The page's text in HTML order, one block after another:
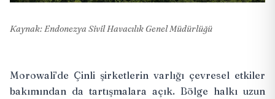
Kaynak: Endonezya Sivil Havacılık Genel Müdürlüğü
Morowali’de Çinli şirketlerin varlığı çevresel etkiler
bakımından da tartışmalara açık. Bölge halkı uzun